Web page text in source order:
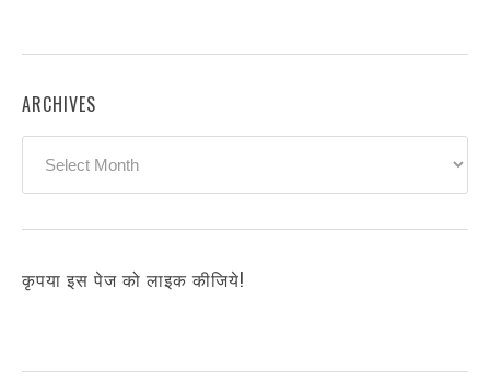
ARCHIVES
कृपया इस पेज को लाइक कीजिये!